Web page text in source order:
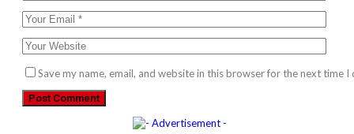
Save my name, email, and website in this browser for the next time I